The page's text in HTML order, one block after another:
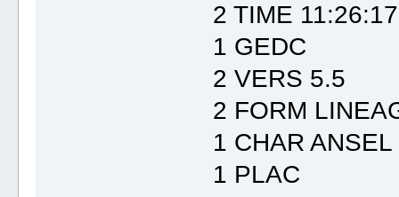
2 TIME 11:26:17
1 GEDC
2 VERS 5.5
2 FORM
1 CHAR ANSEL
1 PLAC